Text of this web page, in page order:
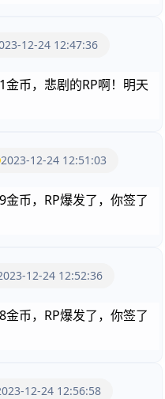
12-24 12:47:36
币，悲剧的RP啊！明天
2023-12-24 12:51:03
币，RP爆发了，你签了
12-24 12:52:36
币，RP爆发了，你签了
12-24 12:56:58